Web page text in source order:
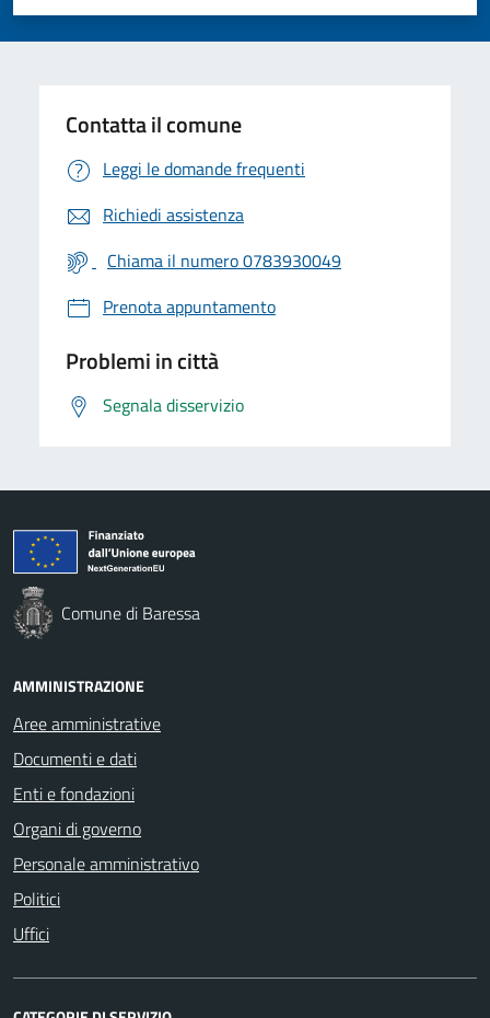
Valuta 5 stelle su 5
Valuta 4 stelle su 5
Valuta 3 stelle su 5
Valuta 2 stelle su 5
Valuta 1 stelle su 5
Contatta il comune
Leggi le domande frequenti
Richiedi assistenza
Chiama il numero 0783930049
Prenota appuntamento
Problemi in città
Segnala disservizio
Comune di Baressa
AMMINISTRAZIONE
Aree amministrative
Documenti e dati
Enti e fondazioni
Organi di governo
Personale amministrativo
Politici
Uffici